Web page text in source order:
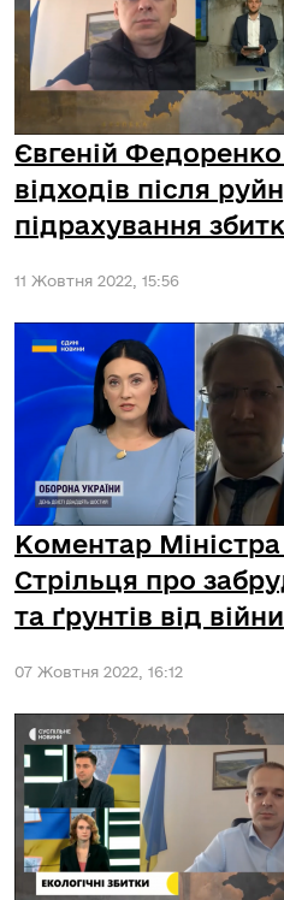
Євгеній
відходів після
підрахування
11 Жовтня 2022, 15:56
Коментар
Стрільця про
та ґрунтів від війни
07 Жовтня 2022, 16:12